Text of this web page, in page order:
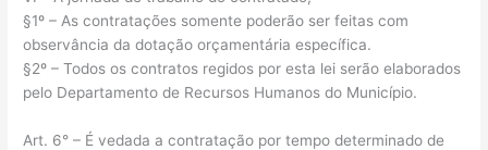
§1º – As contratações somente poderão ser feitas com
observância da dotação orçamentária específica.
§2º – Todos os contratos regidos por esta lei serão elaborados
pelo Departamento de Recursos Humanos do Município.
Art. 6° – É vedada a contratação por tempo determinado de